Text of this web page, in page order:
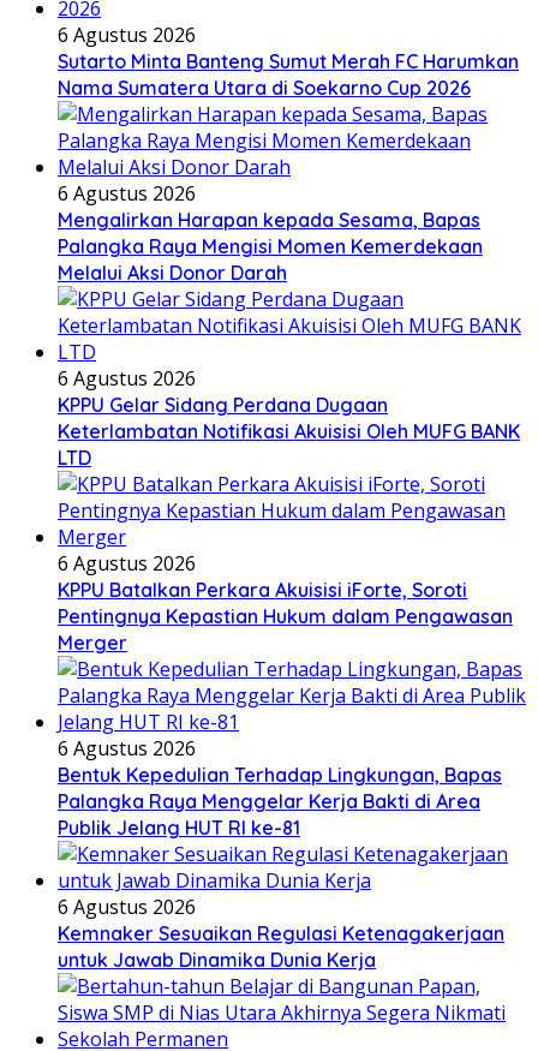
6 Agustus 2026
Sutarto Minta Banteng Sumut Merah FC Harumkan
Nama Sumatera Utara di Soekarno Cup 2026
6 Agustus 2026
Mengalirkan Harapan kepada Sesama, Bapas
Palangka Raya Mengisi Momen Kemerdekaan
Melalui Aksi Donor Darah
6 Agustus 2026
KPPU Gelar Sidang Perdana Dugaan
Keterlambatan Notifikasi Akuisisi Oleh MUFG BANK
LTD
6 Agustus 2026
KPPU Batalkan Perkara Akuisisi iForte, Soroti
Pentingnya Kepastian Hukum dalam Pengawasan
Merger
6 Agustus 2026
Bentuk Kepedulian Terhadap Lingkungan, Bapas
Palangka Raya Menggelar Kerja Bakti di Area
Publik Jelang HUT RI ke-81
6 Agustus 2026
Kemnaker Sesuaikan Regulasi Ketenagakerjaan
untuk Jawab Dinamika Dunia Kerja